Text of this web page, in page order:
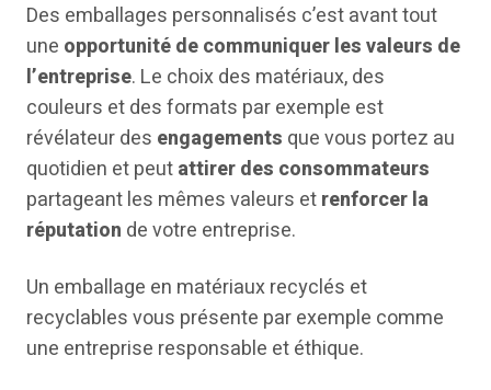
Des emballages personnalisés c’est avant tout
une opportunité de communiquer les valeurs de
l’entreprise. Le choix des matériaux, des
couleurs et des formats par exemple est
révélateur des engagements que vous portez au
quotidien et peutattirer des consommateurs
partageant les mêmes valeurs etrenforcer la
réputation de votre entreprise.
Un emballage en matériaux recyclés et
recyclables vous présente par exemple comme
une entreprise responsable et éthique.